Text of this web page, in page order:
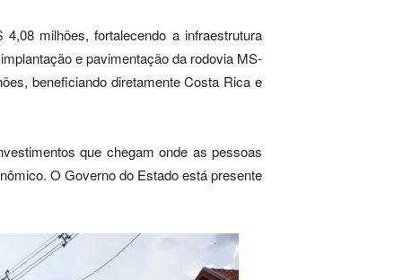
milhões, fortalecendo a infraestrutura
e pavimentação da rodovia MS-
beneficiando diretamente Costa Rica e
que chegam onde as pessoas
O Governo do Estado está presente